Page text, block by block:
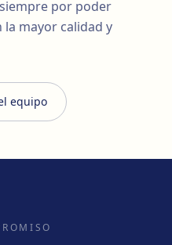
por poder
la mayor calidad y
equipo